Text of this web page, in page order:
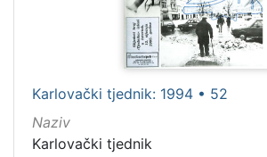
Karlovački tjednik: 1994 • 52
Naziv
Karlovački tjednik